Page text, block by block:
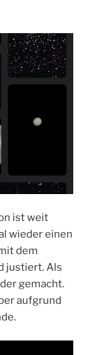
ist weit
wieder einen
dem
justiert. Als
gemacht.
aufgrund